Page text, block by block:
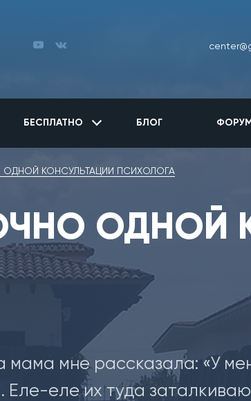
БЕСПЛАТНО БЛОГ
ОДНОЙ КОНСУЛЬТАЦИИ ПСИХОЛОГА
ОДНОЙ
мне рассказала: «У
Еле-еле их туда